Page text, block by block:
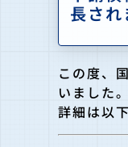
長され
この度、
いました。
詳細は以